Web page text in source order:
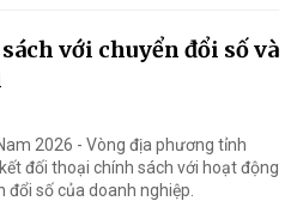
với chuyển đổi số và
2026 - Vòng địa phương tỉnh
đối thoại chính sách với hoạt động
số của doanh nghiệp.